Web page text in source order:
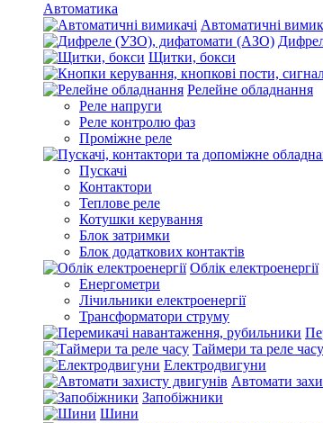
Автоматика
Автоматичні
Щитки, бокси
Релейне обладнання
Реле напруги
Реле контролю фаз
Проміжне реле
Пускачі
Контактори
Теплове реле
Котушки керування
Блок затримки
Блок додаткових контактів
Облік електроенергії
Енергометри
Лічильники електроенергії
Трансформатори струму
Таймери та реле часу
Електродвигуни
Автомати
Запобіжники
Шини